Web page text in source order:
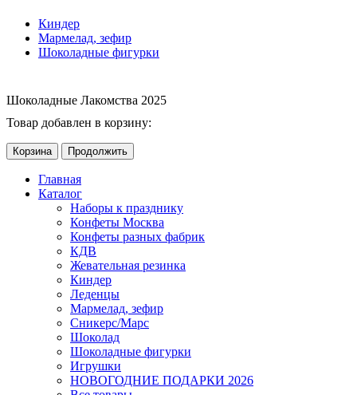
Киндер
Мармелад, зефир
Шоколадные фигурки
Шоколадные Лакомства 2025
Товар добавлен в корзину:
Корзина Продолжить
Главная
Каталог
Наборы к празднику
Конфеты Москва
Конфеты разных фабрик
КДВ
Жевательная резинка
Киндер
Леденцы
Мармелад, зефир
Сникерс/Марс
Шоколад
Шоколадные фигурки
Игрушки
НОВОГОДНИЕ ПОДАРКИ 2026